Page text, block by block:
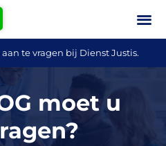
te vragen bij Dienst Justis.
moet u